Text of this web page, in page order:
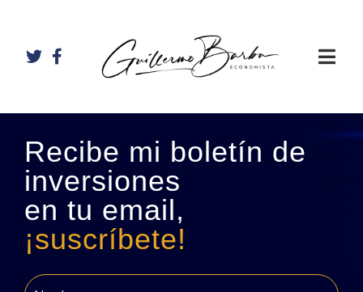
Recibe mi boletín de
inversiones
en tu email,
¡suscríbete!